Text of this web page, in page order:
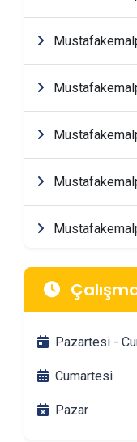
Firmaları
Pazartesi -
Cumartesi
Pazar